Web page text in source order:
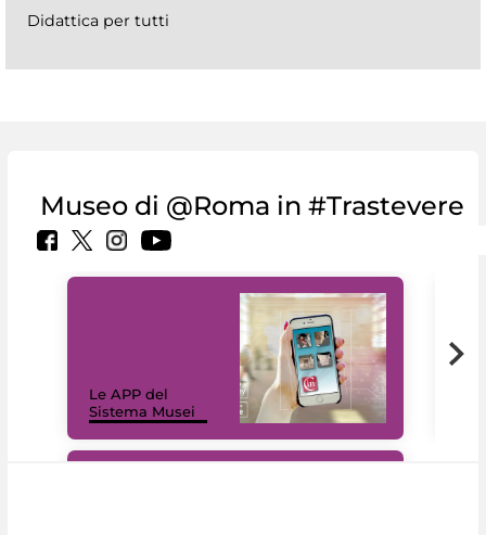
Didattica per tutti
Museo di @Roma in #Trastevere
Le APP del
Sistema Musei